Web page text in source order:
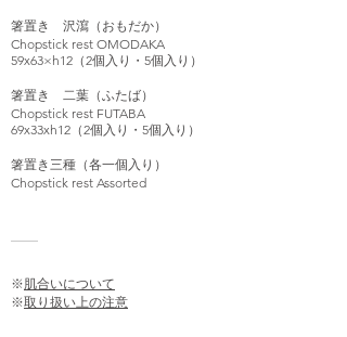
箸置き 沢瀉（おもだか）
Chopstick rest OMODAKA
59x63×h12（2個入り・5個入り）
箸置き 二葉（ふたば）
Chopstick rest FUTABA
69x33xh12（2個入り・5個入り）
箸置き三種（各一個入り）
Chopstick rest Assorted
※肌合いについて
※取り扱い上の注意